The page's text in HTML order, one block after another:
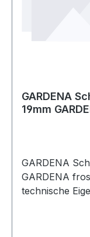
GARDENA Schlauchkupplung Ku.3/4 Zoll
19mm GARDENA
GARDENA Schlauchkupplung Ku.3/4 Zoll 19mm
GARDENA frostbeständig · Kunststoff Weitere
technische